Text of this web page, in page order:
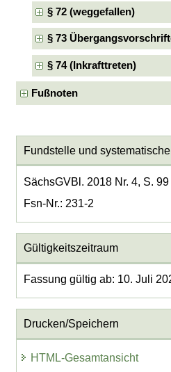
§ 72 (weggefallen)
§ 73
§ 74 (Inkrafttreten)
Fußnoten
Fundstelle und
SächsGVBl. 2018 Nr. 4, S. 99
Fsn-Nr.: 231-2
Gültigkeitszeitraum
Fassung gültig ab: 10. Juli
Drucken/Speichern
HTML-Gesamtansicht